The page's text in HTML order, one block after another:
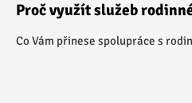
Proč využít služeb
Co Vám přinese spolupráce s